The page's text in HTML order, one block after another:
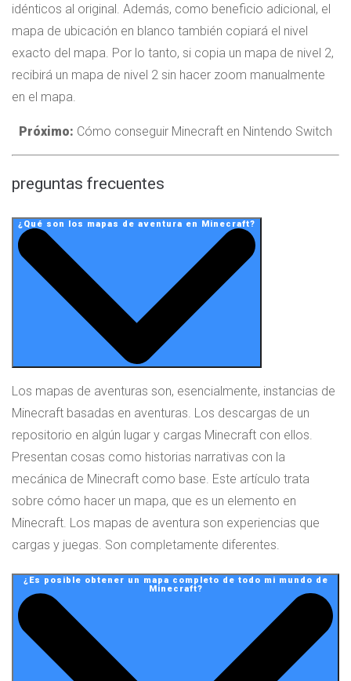
idénticos al original. Además, como beneficio adicional, el
mapa de ubicación en blanco también copiará el nivel
exacto del mapa. Por lo tanto, si copia un mapa de nivel 2,
recibirá un mapa de nivel 2 sin hacer zoom manualmente
en el mapa.
Próximo: Cómo conseguir Minecraft en Nintendo Switch
preguntas frecuentes
¿Qué son los mapas de aventura en Minecraft?
Los mapas de aventuras son, esencialmente, instancias de
Minecraft basadas en aventuras. Los descargas de un
repositorio en algún lugar y cargas Minecraft con ellos.
Presentan cosas como historias narrativas con la
mecánica de Minecraft como base. Este artículo trata
sobre cómo hacer un mapa, que es un elemento en
Minecraft. Los mapas de aventura son experiencias que
cargas y juegas. Son completamente diferentes.
¿Es posible obtener un mapa completo de todo mi mundo de
Minecraft?